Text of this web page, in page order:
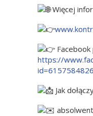
Więcej
https://
Jak